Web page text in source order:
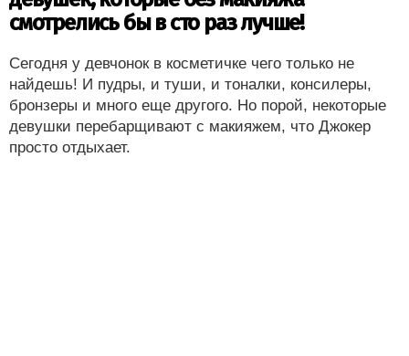
смотрелись бы в сто раз лучше!
Сегодня у девчонок в косметичке чего только не
найдешь! И пудры, и туши, и тоналки, консилеры,
бронзеры и много еще другого. Но порой, некоторые
девушки перебарщивают с макияжем, что Джокер
просто отдыхает.